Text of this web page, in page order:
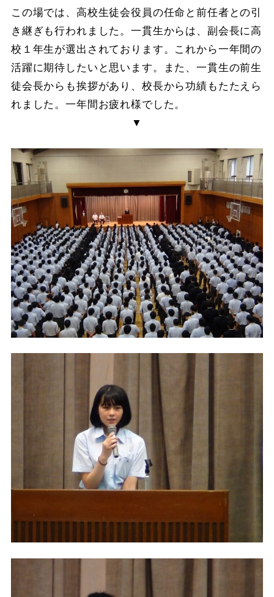
この場では、高校生徒会役員の任命と前任者との引
き継ぎも行われました。一貫生からは、副会長に高
校１年生が選出されております。これから一年間の
活躍に期待したいと思います。また、一貫生の前生
徒会長からも挨拶があり、校長から功績もたたえら
れました。一年間お疲れ様でした。
▼